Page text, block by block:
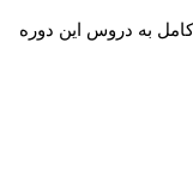
به دروس این دوره